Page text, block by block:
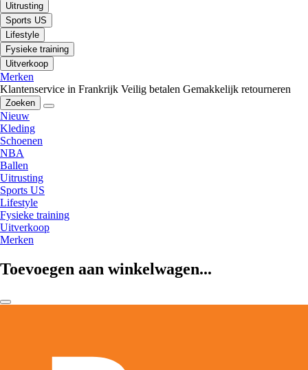
Uitrusting
Sports US
Lifestyle
Fysieke training
Uitverkoop
Merken
Klantenservice in Frankrijk Veilig betalen Gemakkelijk retourneren
Zoeken
Nieuw
Kleding
Schoenen
NBA
Ballen
Uitrusting
Sports US
Lifestyle
Fysieke training
Uitverkoop
Merken
Toevoegen aan winkelwagen...